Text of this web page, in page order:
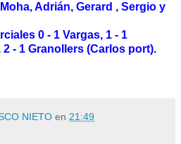
Adrián, Gerard , Sergio y
0 - 1 Vargas, 1 - 1
- 1 Granollers (Carlos port).
NIETO en 21:49